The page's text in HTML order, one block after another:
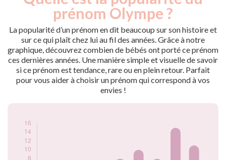
prénom Olympe ?
La popularité d’un prénom en dit beaucoup sur son histoire et
sur ce qui plaît chez lui au fil des années. Grâce à notre
graphique, découvrez combien de bébés ont porté ce prénom
ces dernières années. Une manière simple et visuelle de savoir
si ce prénom est tendance, rare ou en plein retour. Parfait
pour vous aider à choisir un prénom qui correspond à vos
envies !
Popularité du
prénom Olympe
par année
nés
2017
5
2018
6
2019
6
2020
8
2021
10
2022
8